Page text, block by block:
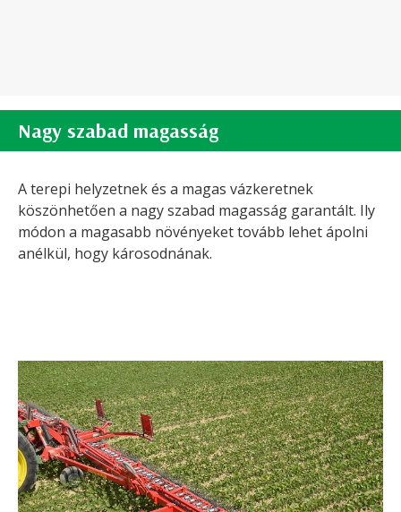
Nagy szabad magasság
A terepi helyzetnek és a magas vázkeretnek
köszönhetően a nagy szabad magasság garantált. Ily
módon a magasabb növényeket tovább lehet ápolni
anélkül, hogy károsodnának.